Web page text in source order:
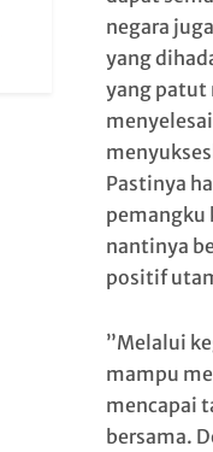
negara
yang
yang patut
Pastinya
pemangku
nantinya
positif
”Melalui
mampu
mencapai
bersama.